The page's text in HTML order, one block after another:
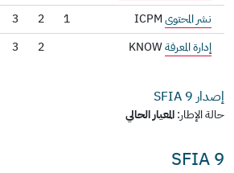
نشر المحتوىICPM
1
2
3
إدارة المعرفةKNOW
2
3
إصدار SFIA 9
حالة الإطار:المعيار الحالي
SFIA 9